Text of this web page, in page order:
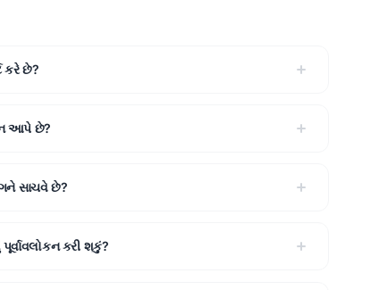
કરે છે?
આપે છે?
સાચવે છે?
કરી શકું?